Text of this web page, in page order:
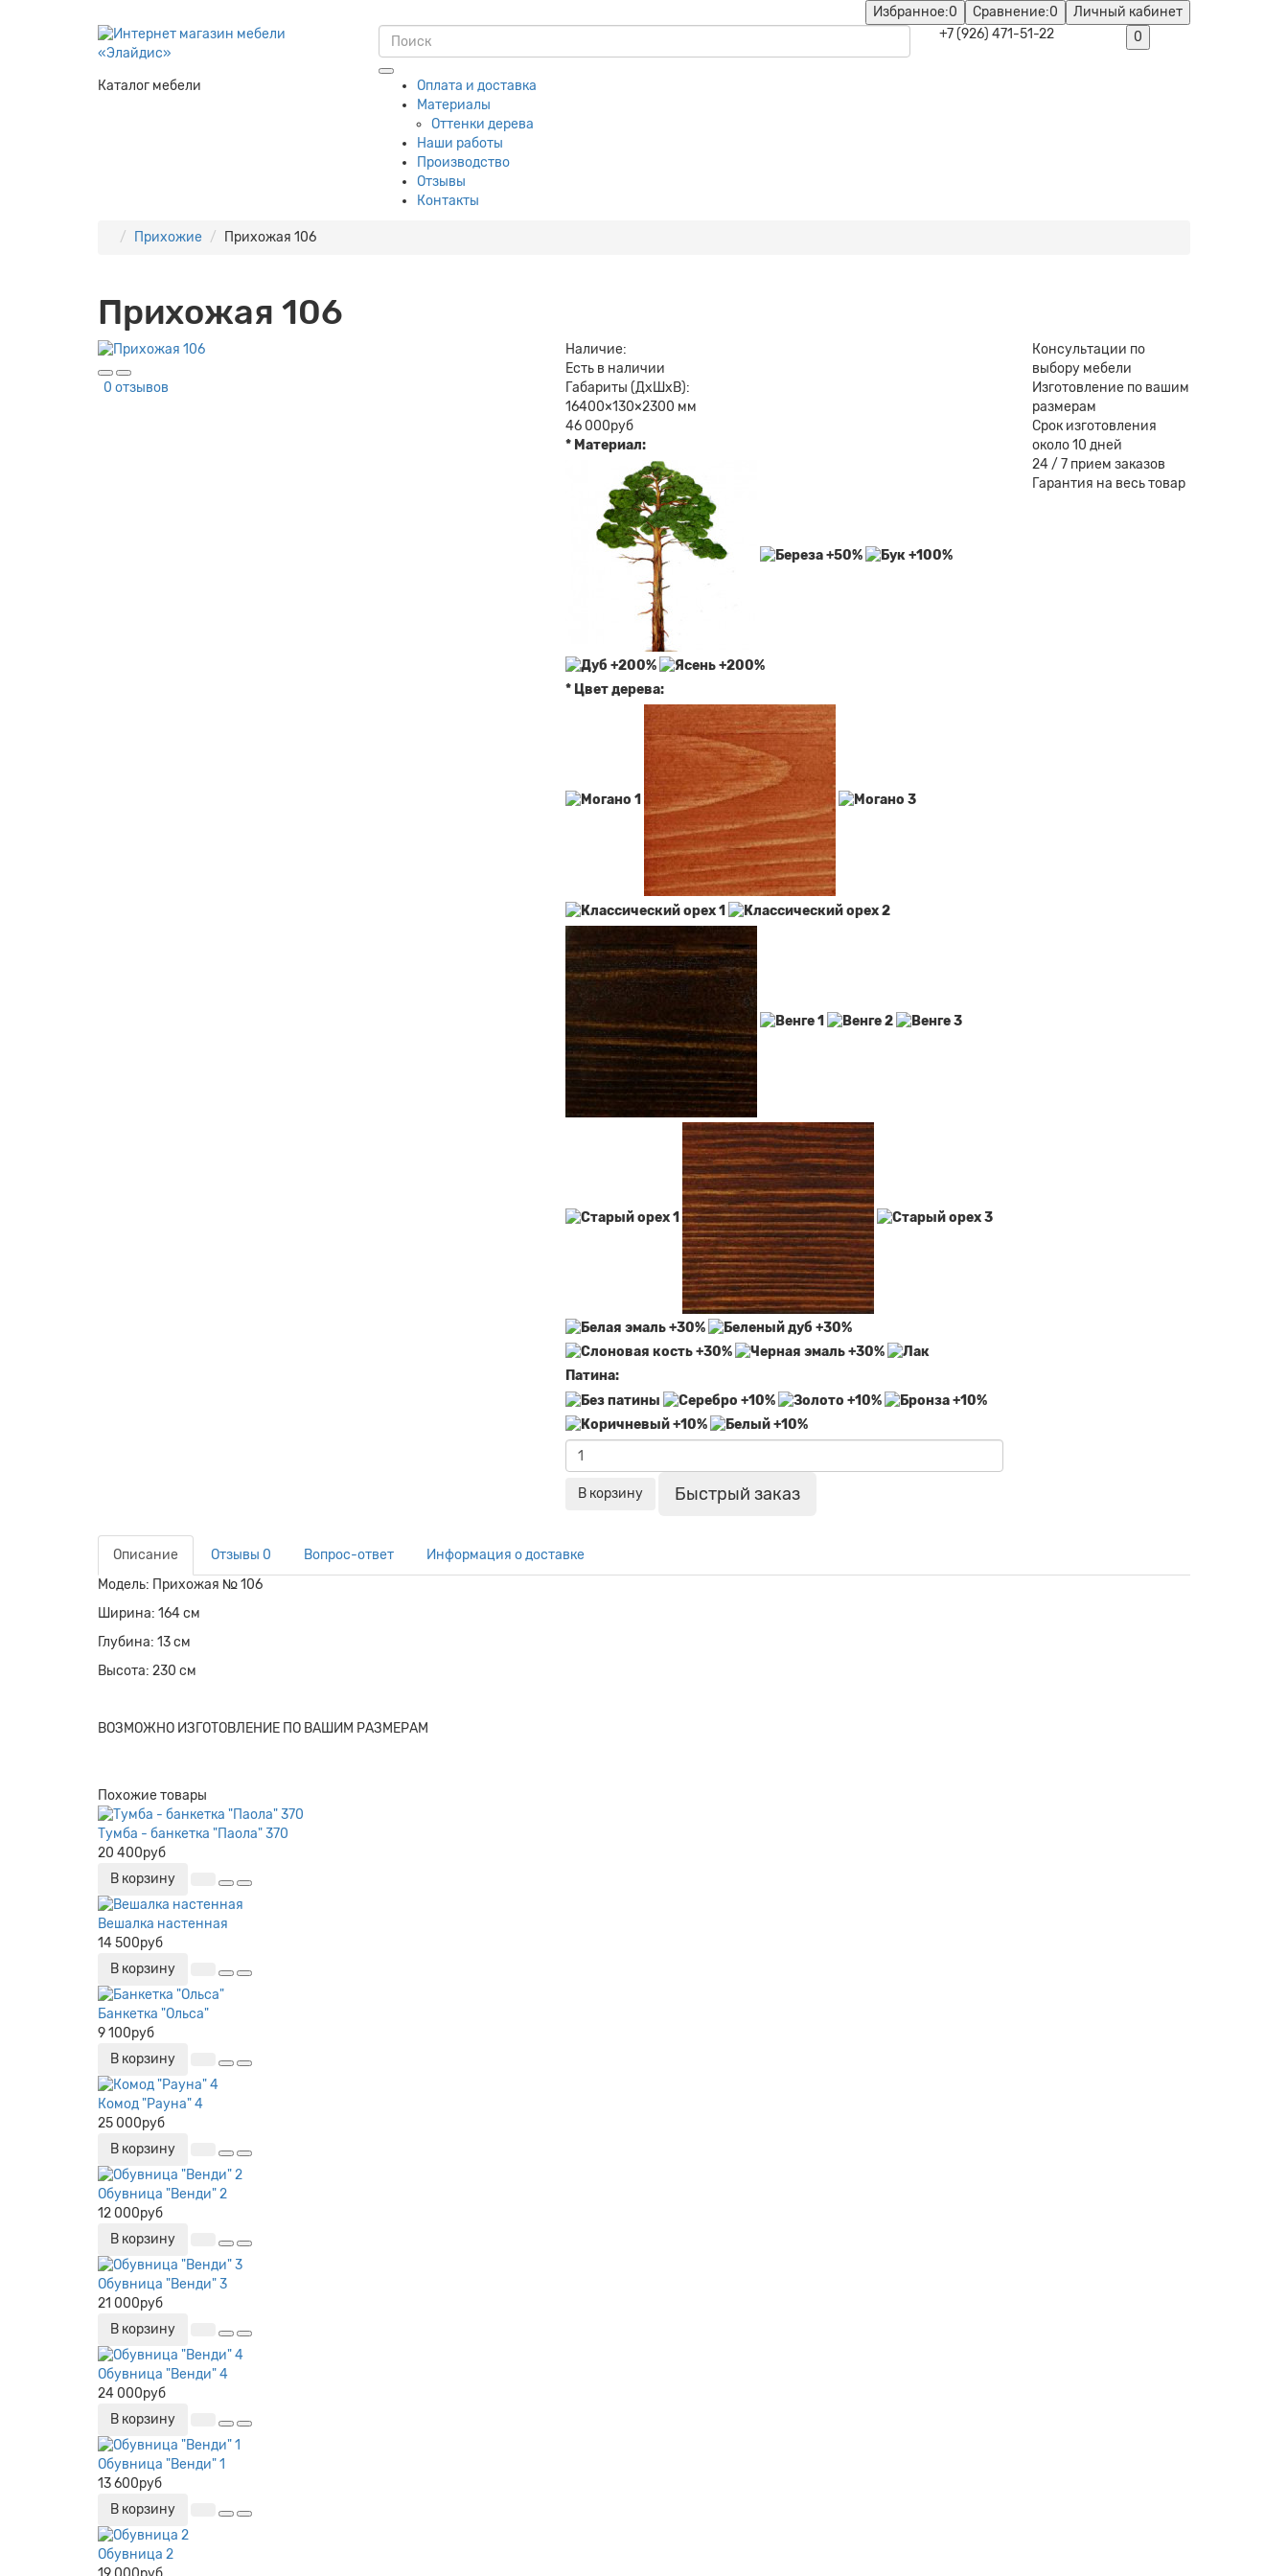
Личный кабинет
Сравнение:0
Избранное:0
+7 (926) 471-51-22
0
Каталог мебели
Оплата и доставка
Материалы
Оттенки дерева
Наши работы
Производство
Отзывы
Контакты
Прихожие Прихожая 106
Прихожая 106
0 отзывов
Наличие:
Есть в наличии
Габариты (ДхШхВ):
16400×130×2300 мм
46 000руб
* Материал:
* Цвет дерева:
Патина:
В корзину Быстрый заказ
Консультации по
выбору мебели
Изготовление по вашим
размерам
Срок изготовления
около 10 дней
24 / 7 прием заказов
Гарантия на весь товар
Описание Отзывы 0 Вопрос-ответ
Информация о доставке
Модель: Прихожая № 106
Ширина: 164 см
Глубина: 13 см
Высота: 230 см
ВОЗМОЖНО ИЗГОТОВЛЕНИЕ ПО ВАШИМ РАЗМЕРАМ
Похожие товары
Тумба - банкетка "Паола" 370
20 400руб
В корзину
Вешалка настенная
14 500руб
В корзину
Банкетка "Ольса"
9 100руб
В корзину
Комод "Рауна" 4
25 000руб
В корзину
Обувница "Венди" 2
12 000руб
В корзину
Обувница "Венди" 3
21 000руб
В корзину
Обувница "Венди" 4
24 000руб
В корзину
Обувница "Венди" 1
13 600руб
В корзину
Обувница 2